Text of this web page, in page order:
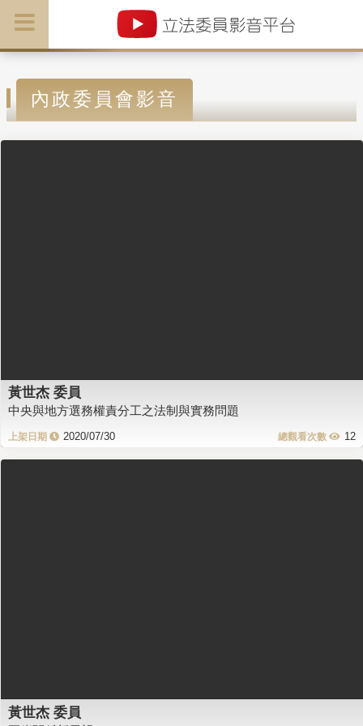
內政委員會影音
黃世杰 委員
中央與地方選務權責分工之法制與實務問題
2020/07/30 12
黃世杰 委員